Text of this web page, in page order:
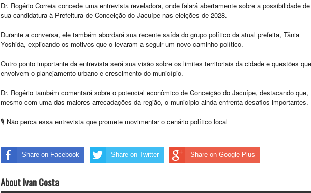
Dr. Rogério Correia concede uma entrevista reveladora, onde falará abertamente sobre a possibilidade de
sua candidatura à Prefeitura de Conceição do Jacuípe nas eleições de 2028.
Durante a conversa, ele também abordará sua recente saída do grupo político da atual prefeita, Tânia
Yoshida, explicando os motivos que o levaram a seguir um novo caminho político.
Outro ponto importante da entrevista será sua visão sobre os limites territoriais da cidade e questões que
envolvem o planejamento urbano e crescimento do município.
Dr. Rogério também comentará sobre o potencial econômico de Conceição do Jacuípe, destacando que,
mesmo com uma das maiores arrecadações da região, o município ainda enfrenta desafios importantes.
🎙️ Não perca essa entrevista que promete movimentar o cenário político local
Share on Facebook Share on Twitter Share on Google Plus
About Ivan Costa